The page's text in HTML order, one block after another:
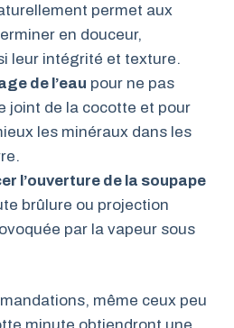
permet aux
en douceur,
leur intégrité et texture.
de l’eau pour ne pas
joint de la cocotte et pour
les minéraux dans les
l’ouverture de la soupape
brûlure ou projection
par la vapeur sous
même ceux peu